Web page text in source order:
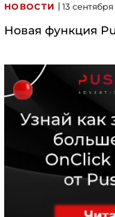
НОВОСТИ 13
Новая функция